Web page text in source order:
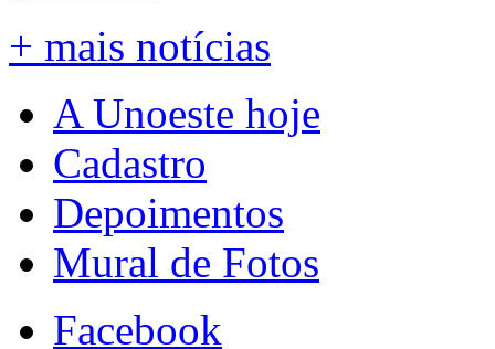
+ mais notícias
A Unoeste hoje
Cadastro
Depoimentos
Mural de Fotos
Facebook